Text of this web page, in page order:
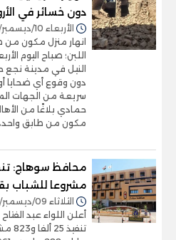
دون خسائر في
الأربعاء 10/ديسمبر/2025 - 02:24 م
انهار منزل مكون من
اللبن؛ صباح اليوم
النيل في مدينة
دون وقوع أي ضحايا
سريعة من الجهات
حمادي بلاغًا من
مكون من طابق واحد،
مشروعا للشباب بقيمة 5.2
الثلاثاء 09/ديسمبر/2025 - 02:13 م
أعلن اللواء عبد